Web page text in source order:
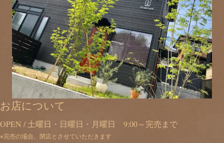
お店について
OPEN / 土曜日・日曜日・月曜日 9:00～完売まで
※完売の場合、閉店とさせていただきます